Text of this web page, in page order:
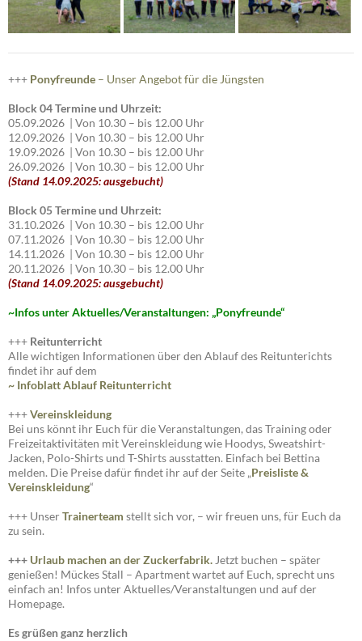
+++ Ponyfreunde – Unser Angebot für die Jüngsten
Block 04 Termine und Uhrzeit:
05.09.2026 | Von 10.30 – bis 12.00 Uhr
12.09.2026 | Von 10.30 – bis 12.00 Uhr
19.09.2026 | Von 10.30 – bis 12.00 Uhr
26.09.2026 | Von 10.30 – bis 12.00 Uhr
(Stand 14.09.2025: ausgebucht)
Block 05 Termine und Uhrzeit:
31.10.2026 | Von 10.30 – bis 12.00 Uhr
07.11.2026 | Von 10.30 – bis 12.00 Uhr
14.11.2026 | Von 10.30 – bis 12.00 Uhr
20.11.2026 | Von 10.30 – bis 12.00 Uhr
(Stand 14.09.2025: ausgebucht)
~Infos unter Aktuelles/Veranstaltungen: „Ponyfreunde“
+++ Reitunterricht
Alle wichtigen Informationen über den Ablauf des Reitunterichts
findet ihr auf dem
~ Infoblatt Ablauf Reitunterricht
+++Vereinskleidung
Bei uns könnt ihr Euch für die Veranstaltungen, das Training oder
Freizeitaktivitäten mit Vereinskleidung wie Hoodys, Sweatshirt-
Jacken, Polo-Shirts und T-Shirts ausstatten. Einfach bei Bettina
melden. Die Preise dafür findet ihr auf der Seite „Preisliste&
Vereinskleidung“
+++ UnserTrainerteam stellt sich vor, – wir freuen uns, für Euch da
zu sein.
+++ Urlaub machen an der Zuckerfabrik. Jetzt buchen – später
genießen! Mückes Stall – Apartment wartet auf Euch, sprecht uns
einfach an! Infos unter Aktuelles/Veranstaltungen und auf der
Homepage.
Es grüßen ganz herzlich